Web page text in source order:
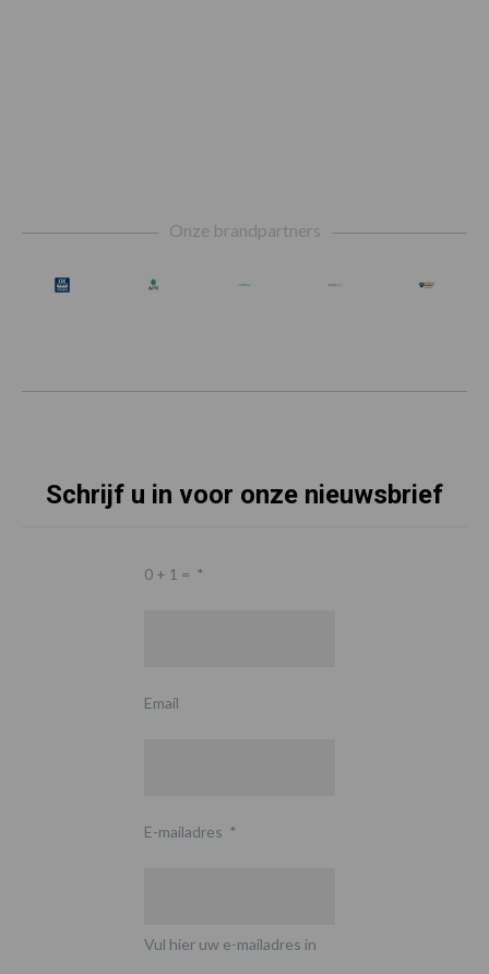
Onze brandpartners
Schrijf u in voor onze nieuwsbrief
0 + 1 = *
Email
E-mailadres *
Vul hier uw e-mailadres in